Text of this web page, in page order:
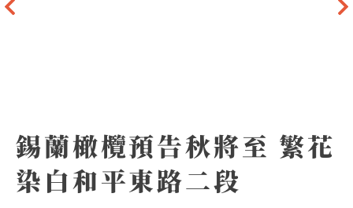
錫蘭橄欖預告秋將至 繁花
染白和平東路二段